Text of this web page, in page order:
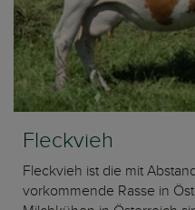
Fleckvieh
Fleckvieh ist die mit
vorkommende Rasse in